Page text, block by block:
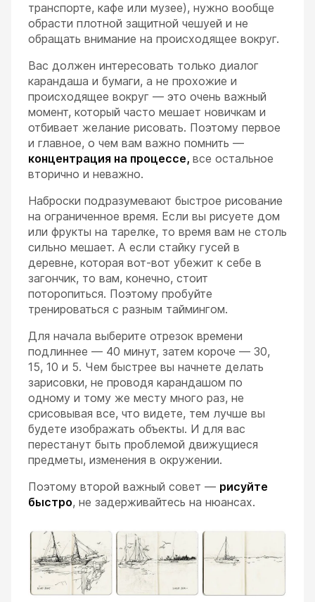
транспорте, кафе или музее), нужно вообще
обрасти плотной защитной чешуей и не
обращать внимание на происходящее вокруг.
Вас должен интересовать только диалог
карандаша и бумаги, а не прохожие и
происходящее вокруг — это очень важный
момент, который часто мешает новичкам и
отбивает желание рисовать. Поэтому первое
и главное, о чем вам важно помнить —
концентрация на процессе, все остальное
вторично и неважно.
Наброски подразумевают быстрое рисование
на ограниченное время. Если вы рисуете дом
или фрукты на тарелке, то время вам не столь
сильно мешает. А если стайку гусей в
деревне, которая вот-вот убежит к себе в
загончик, то вам, конечно, стоит
поторопиться. Поэтому пробуйте
тренироваться с разным таймингом.
Для начала выберите отрезок времени
подлиннее — 40 минут, затем короче — 30,
15, 10 и 5. Чем быстрее вы начнете делать
зарисовки, не проводя карандашом по
одному и тому же месту много раз, не
срисовывая все, что видете, тем лучше вы
будете изображать объекты. И для вас
перестанут быть проблемой движущиеся
предметы, изменения в окружении.
Поэтому второй важный совет — рисуйте
быстро, не задерживайтесь на нюансах.